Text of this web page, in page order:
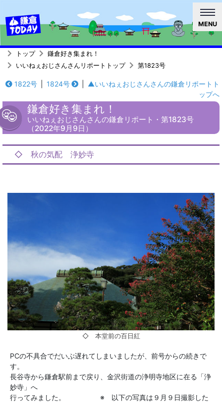
MENU
トップ
鎌倉好き集まれ！
いいねぇおじさんさんリポートトップ
第1823号
1822号 1824号
▲いいねぇおじさんさんの鎌倉リポートト
ップへ
鎌倉好き集まれ！
いいねぇおじさんさんの鎌倉リポート・第1823号
（2022年9月9日）
◇ 秋の気配 浄妙寺
◇ 本堂前の百日紅
PCの不具合でだいぶ遅れてしまいましたが、前号からの続きで
す。
長谷寺から鎌倉駅前まで戻り、金沢街道の浄明寺地区に在る「浄
妙寺」へ
行ってみました。 ※ 以下の写真は９月９日撮影した